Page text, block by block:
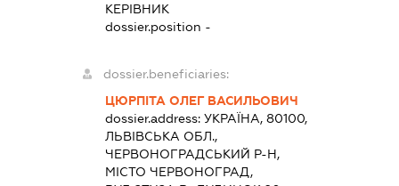
КЕРІВНИК
dossier.position -
dossier.beneficiaries:
ЦЮРПІТА ОЛЕГ ВАСИЛЬОВИЧ
dossier.address: УКРАЇНА, 80100,
ЛЬВІВСЬКА ОБЛ.,
ЧЕРВОНОГРАДСЬКИЙ Р-Н,
МІСТО ЧЕРВОНОГРАД,